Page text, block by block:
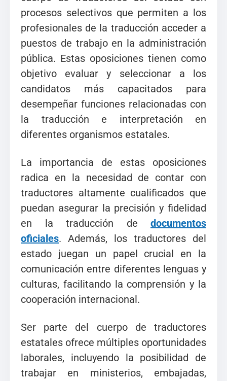
procesos selectivos que permiten a los
profesionales de la traducción acceder a
puestos de trabajo en la administración
pública. Estas oposiciones tienen como
objetivo evaluar y seleccionar a los
candidatos más capacitados para
desempeñar funciones relacionadas con
la traducción e interpretación en
diferentes organismos estatales.
La importancia de estas oposiciones
radica en la necesidad de contar con
traductores altamente cualificados que
puedan asegurar la precisión y fidelidad
en la traducción de documentos
oficiales. Además, los traductores del
estado juegan un papel crucial en la
comunicación entre diferentes lenguas y
culturas, facilitando la comprensión y la
cooperación internacional.
Ser parte del cuerpo de traductores
estatales ofrece múltiples oportunidades
laborales, incluyendo la posibilidad de
trabajar en ministerios, embajadas,